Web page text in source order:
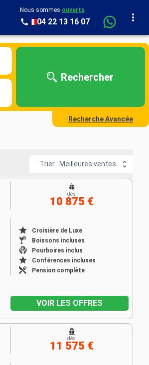
Nous sommes ouverts
04 22 13 16 07
Rechercher
Recherche Avancée
Trier : Meilleures ventes
Croisière de Luxe
Boissons incluses
Pourboires inclus
Conférences incluses
Pension complète
dès
10 875 €
VOIR LES OFFRES
dès
11 575 €